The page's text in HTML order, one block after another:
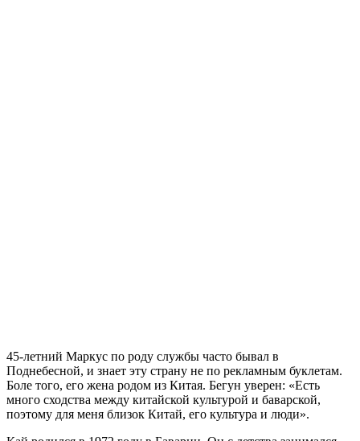
45-летний Маркус по роду службы часто бывал в
Поднебесной, и знает эту страну не по рекламным буклетам.
Боле того, его жена родом из Китая. Бегун уверен: «Есть
много сходства между китайской культурой и баварской,
поэтому для меня близок Китай, его культура и люди».